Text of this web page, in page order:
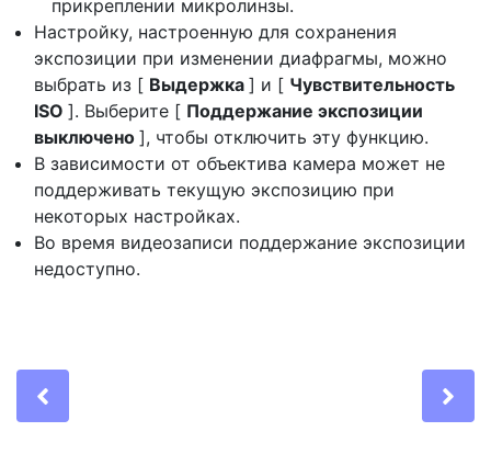
прикреплении микролинзы.
Настройку, настроенную для сохранения
экспозиции при изменении диафрагмы, можно
выбрать из [ Выдержка ] и [ Чувствительность
ISO ]. Выберите [ Поддержание экспозиции
выключено ], чтобы отключить эту функцию.
В зависимости от объектива камера может не
поддерживать текущую экспозицию при
некоторых настройках.
Во время видеозаписи поддержание экспозиции
недоступно.